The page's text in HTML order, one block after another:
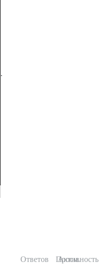
.
Ответов Просм.
Активность